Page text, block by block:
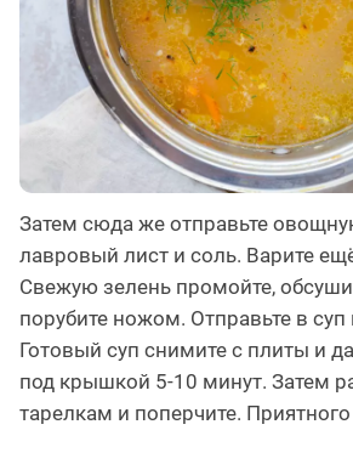
Затем сюда же отправьте
лавровый лист и соль. Варите
Свежую зелень промойте,
порубите ножом. Отправьте в
Готовый суп снимите с плиты и
под крышкой 5-10 минут. Затем
тарелкам и поперчите. Приятного